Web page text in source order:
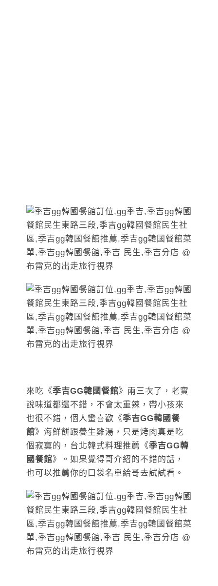
來吃《季吉GG韓國餐館》兩三次了，老實
說味道都還不錯，不會太重辣，帶小孩來
也很不錯，個人蠻喜歡《季吉GG韓國餐
館》海鮮餅跟養生雞湯，只是烤肉真是吃
個寂寞的，台北韓式料理推薦《季吉GG韓
國餐館》。如果覺得哥介紹的不錯的話，
也可以推薦你的口袋名單給哥去試試看。